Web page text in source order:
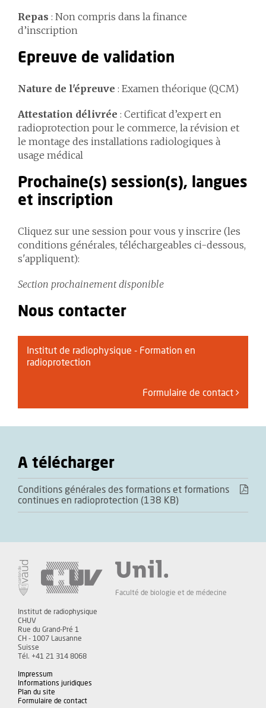
Repas : Non compris dans la finance
d’inscription
Epreuve de validation
Nature de l'épreuve : Examen théorique (QCM)
Attestation délivrée : Certificat d’expert en
radioprotection pour le commerce, la révision et
le montage des installations radiologiques à
usage médical
Prochaine(s) session(s), langues
et inscription
Cliquez sur une session pour vous y inscrire (les
conditions générales, téléchargeables ci-dessous,
s'appliquent):
Section prochainement disponible
Nous contacter
Institut de radiophysique - Formation en
radioprotection
Formulaire de contact
A télécharger
Conditions générales des formations et formations
continues en radioprotection (138 KB)
Faculté de biologie et de médecine
Institut de radiophysique
CHUV
Rue du Grand-Pré 1
CH - 1007 Lausanne
Suisse
Tél. +41 21 314 8068
Impressum
Informations juridiques
Plan du site
Formulaire de contact